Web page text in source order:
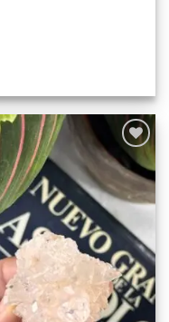
Añadir
a la
deseos